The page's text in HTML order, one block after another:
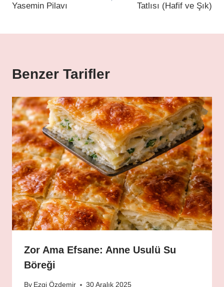
Yasemin Pilavı
Tatlısı (Hafif ve Şık)
Benzer Tarifler
Zor Ama Efsane: Anne Usulü Su
Böreği
By Ezgi Özdemir 30 Aralık 2025